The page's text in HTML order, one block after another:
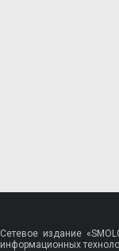
Сетевое издание
информационных